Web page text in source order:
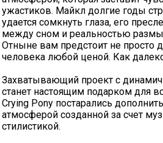
ужастиков. Майкл долгие годы
удается сомкнуть глаза, его
между сном и реальностью
Отныне вам предстоит не просто
человека любой ценой. Как
Захватывающий проект с
станет настоящим подарком для
Crying Pony постарались
атмосферой созданной за счет
стилистикой.